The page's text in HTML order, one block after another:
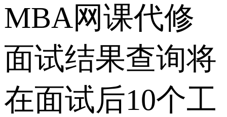
MBA网课代修
面试结果查询将
在面试后10个工